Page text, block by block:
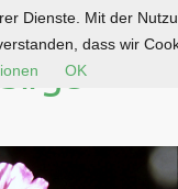
Dienste. Mit der
dass wir
OK